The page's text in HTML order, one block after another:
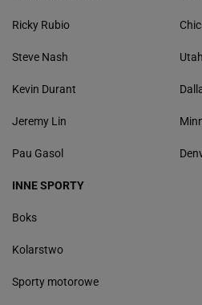
Ricky Rubio
Steve Nash
Kevin Durant
Jeremy Lin
Pau Gasol
INNE SPORTY
Boks
Kolarstwo
Sporty motorowe